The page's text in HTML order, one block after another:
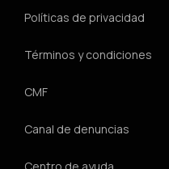
Políticas de privacidad
Términos y condiciones
CMF
Canal de denuncias